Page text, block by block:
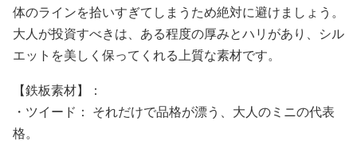
体のラインを拾いすぎてしまうため絶対に避けましょう。
大人が投資すべきは、ある程度の厚みとハリがあり、シル
エットを美しく保ってくれる上質な素材です。
【鉄板素材】：
・ツイード： それだけで品格が漂う、大人のミニの代表
格。